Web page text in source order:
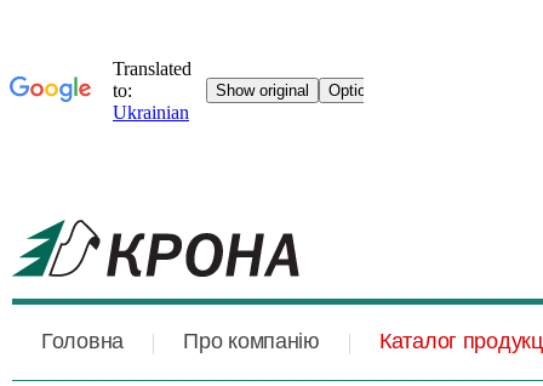
Головна Про компанію Каталог